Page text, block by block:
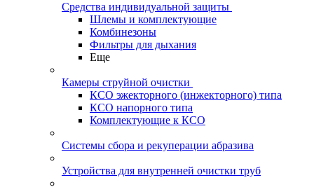
Средства индивидуальной защиты
Шлемы и комплектующие
Комбинезоны
Фильтры для дыхания
Еще
Камеры струйной очистки
КСО эжекторного (инжекторного) типа
КСО напорного типа
Комплектующие к КСО
Системы сбора и рекуперации абразива
Устройства для внутренней очистки труб